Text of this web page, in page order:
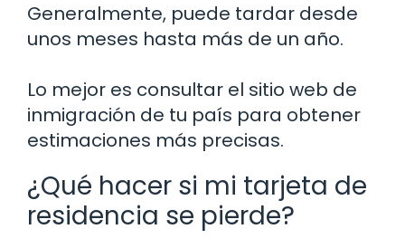
Generalmente, puede tardar desde
unos meses hasta más de un año.
Lo mejor es consultar el sitio web de
inmigración de tu país para obtener
estimaciones más precisas.
¿Qué hacer si mi tarjeta de
residencia se pierde?